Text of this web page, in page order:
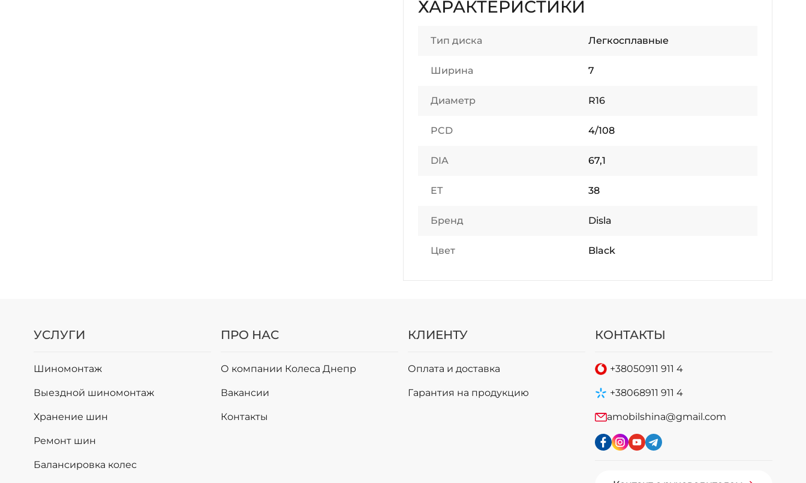
ХАРАКТЕРИСТИКИ
Тип диска Легкосплавные
Ширина 7
Диаметр R16
PCD 4/108
DIA 67,1
ET 38
Бренд Disla
Цвет Black
УСЛУГИ
Шиномонтаж
Выездной шиномонтаж
Хранение шин
Ремонт шин
Балансировка колес
ПРО НАС
О компании Колеса Днепр
Вакансии
Контакты
КЛИЕНТУ
Оплата и доставка
Гарантия на продукцию
КОНТАКТЫ
+38050911 911 4
+38068911 911 4
amobilshina@gmail.com